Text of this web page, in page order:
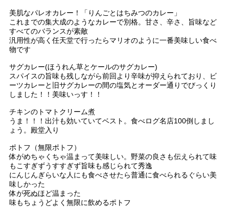
美肌なパレオカレー！「りんごとはちみつのカレー」
これまでの集大成のようなカレーで別格。甘さ、辛さ、旨味など
すべてのバランスが素敵
汎用性が高く任天堂で行ったらマリオのように一番美味しい食べ
物です
サグカレー(ほうれん草とケールのサグカレー)
スパイスの旨味も残しながら前回より辛味が抑えられており、ビ
ーツカレーと旧サグカレーの間の塩気とオーダー通りでびっくり
しました！！美味いっす！！
チキンのトマトクリーム煮
うま！！！出汁も効いていてベスト。食べログ名店100倒しまし
ょう。殿堂入り
ポトフ（無限ポトフ）
体がめちゃくちゃ温まって美味しい。野菜の良さも伝えられて味
もこすぎずうすすぎず旨味も感じられて秀逸
にんじんぎらいな人にも食べさせたら普通に食べられるぐらい美
味しかった
体が死ぬほど温まった
味もちょうどよく無限に飲めるポトフ